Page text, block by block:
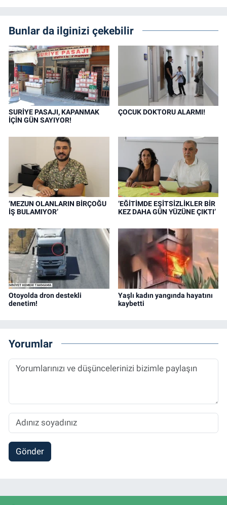
Bunlar da ilginizi çekebilir
SURİYE PASAJI, KAPANMAK
İÇİN GÜN SAYIYOR!
ÇOCUK DOKTORU ALARMI!
‘MEZUN OLANLARIN BİRÇOĞU
İŞ BULAMIYOR’
‘EĞİTİMDE EŞİTSİZLİKLER BİR
KEZ DAHA GÜN YÜZÜNE ÇIKTI’
Otoyolda dron destekli
denetim!
Yaşlı kadın yangında hayatını
kaybetti
Yorumlar
Gönder